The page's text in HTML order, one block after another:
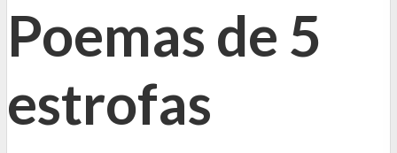
Poemas de 5
estrofas